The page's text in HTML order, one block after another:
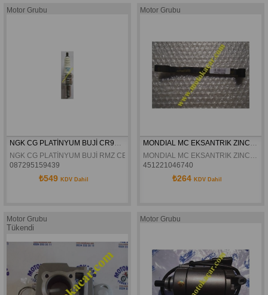
Motor Grubu
NGK CG PLATİNYUM BUJİ RMZ CBF TVS MC MR CR9EVX
087295159439
₺549 KDV Dahil
Motor Grubu
451221046740
₺264 KDV Dahil
Motor Grubu
Tükendi
Motor Grubu